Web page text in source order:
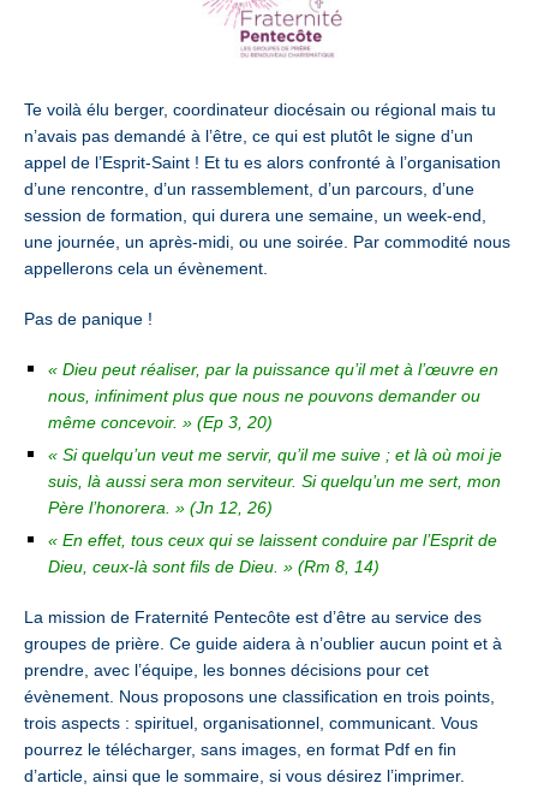
Te voilà élu berger, coordinateur diocésain ou régional mais tu
n’avais pas demandé à l’être, ce qui est plutôt le signe d’un
appel de l’Esprit-Saint ! Et tu es alors confronté à l’organisation
d’une rencontre, d’un rassemblement, d’un parcours, d’une
session de formation, qui durera une semaine, un week-end,
une journée, un après-midi, ou une soirée. Par commodité nous
appellerons cela un évènement.
Pas de panique !
« Dieu peut réaliser, par la puissance qu’il met à l’œuvre en
nous, infiniment plus que nous ne pouvons demander ou
même concevoir. » (Ep 3, 20)
« Si quelqu’un veut me servir, qu’il me suive ; et là où moi je
suis, là aussi sera mon serviteur. Si quelqu’un me sert, mon
Père l’honorera. » (Jn 12, 26)
« En effet, tous ceux qui se laissent conduire par l’Esprit de
Dieu, ceux-là sont fils de Dieu. » (Rm 8, 14)
La mission de Fraternité Pentecôte est d’être au service des
groupes de prière. Ce guide aidera à n’oublier aucun point et à
prendre, avec l’équipe, les bonnes décisions pour cet
évènement. Nous proposons une classification en trois points,
trois aspects : spirituel, organisationnel, communicant. Vous
pourrez le télécharger, sans images, en format Pdf en fin
d’article, ainsi que le sommaire, si vous désirez l’imprimer.